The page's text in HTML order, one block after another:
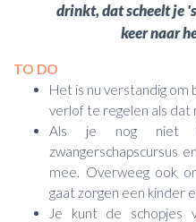
drinkt, dat scheelt je
keer naar
TO DO
Het is nu verstandig om
verlof te regelen als dat
Als je nog niet
zwangerschapscursus
mee. Overweeg ook
gaat zorgen een kinder
Je kunt de schopjes